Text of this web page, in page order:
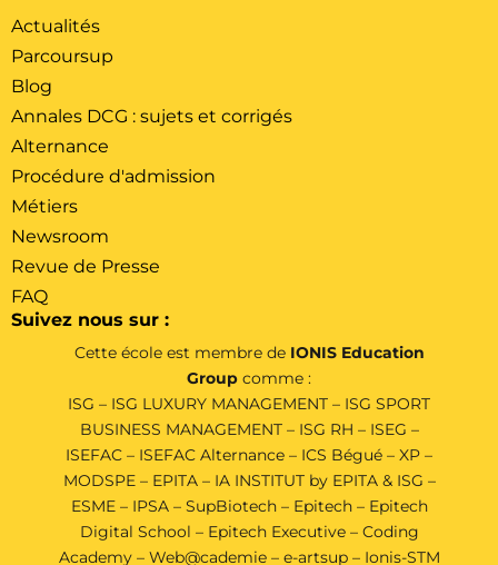
Actualités
Parcoursup
Blog
Annales DCG : sujets et corrigés
Alternance
Procédure d'admission
Métiers
Newsroom
Revue de Presse
FAQ
Suivez nous sur :
Cette école est membre de IONIS Education
Group comme :
ISG – ISG LUXURY MANAGEMENT – ISG SPORT
BUSINESS MANAGEMENT– ISG RH – ISEG –
ISEFAC – ISEFAC Alternance – ICS Bégué – XP –
MODSPE– EPITA– IA INSTITUT by EPITA & ISG –
ESME – IPSA – SupBiotech – Epitech – Epitech
Digital School – Epitech Executive–Coding
Academy– Web@cademie– e-artsup– Ionis-STM